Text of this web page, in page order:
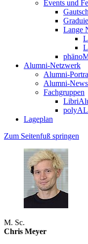
Events und
Lange
Alumni-Netzwerk
Alumni-
Alumni-
Fachgruppen
Lageplan
Zum Seitenfuß springen
M. Sc.
Chris Meyer